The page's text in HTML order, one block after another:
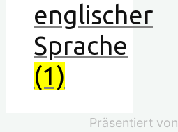
englischer
Sprache
(1)
Präsentiert von